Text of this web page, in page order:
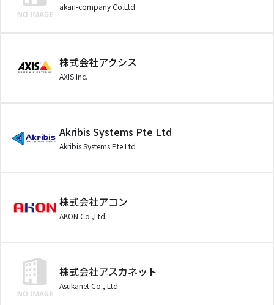
akari-company Co.Ltd
株式会社アクシス
AXIS Inc.
Akribis Systems Pte Ltd
Akribis Systems Pte Ltd
株式会社アコン
AKON Co.,Ltd.
株式会社アスカネット
Asukanet Co., Ltd.